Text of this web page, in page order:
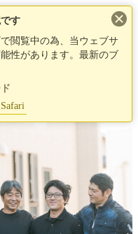
す
閲覧中の為、当ウェブサ
性があります。最新のブ
Safari